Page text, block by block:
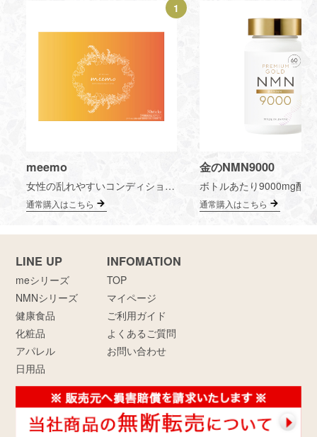
meemo
女性の乱れやすいコンディションに合わせて作られた2種類のゼリー。 おいしく食べやすいので毎日続けやすく、効率的に女性らしい魅力UP！
通常購入はこちら
金のNMN9000
通常購入はこちら
LINE UP
meシリーズ
NMNシリーズ
健康食品
化粧品
アパレル
日用品
INFOMATION
TOP
マイページ
ご利用ガイド
よくあるご質問
お問い合わせ